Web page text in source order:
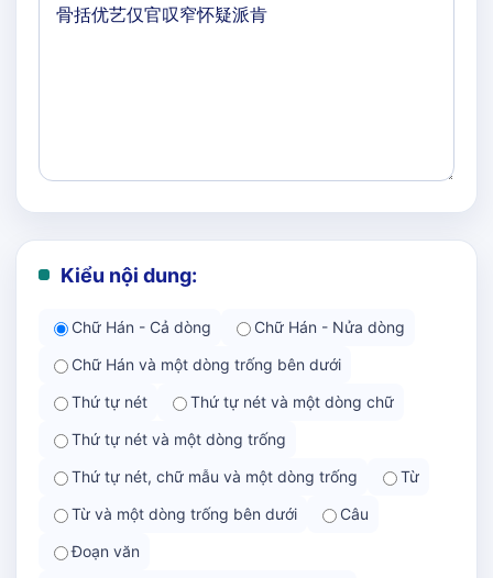
Kiểu nội dung:
Chữ Hán - Cả dòng
Chữ Hán - Nửa dòng
Chữ Hán và một dòng trống bên dưới
Thứ tự nét
Thứ tự nét và một dòng chữ
Thứ tự nét và một dòng trống
Thứ tự nét, chữ mẫu và một dòng trống
Từ
Từ và một dòng trống bên dưới
Câu
Đoạn văn